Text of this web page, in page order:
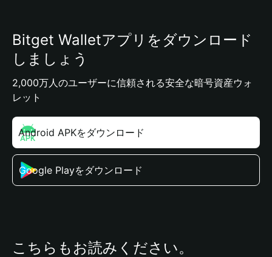
Bitget Walletアプリをダウンロード
しましょう
2,000万人のユーザーに信頼される安全な暗号資産ウォ
レット
Android APKをダウンロード
Google Playをダウンロード
こちらもお読みください。